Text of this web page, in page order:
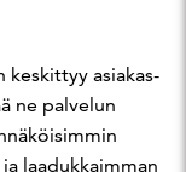
keskittyy asiakas-
ne palvelun
laadukkaimman